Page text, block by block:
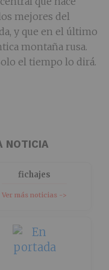
mejores del
y que en el último
montaña rusa.
el tiempo lo dirá.
NOTICIA
fichajes
Ver más noticias ->